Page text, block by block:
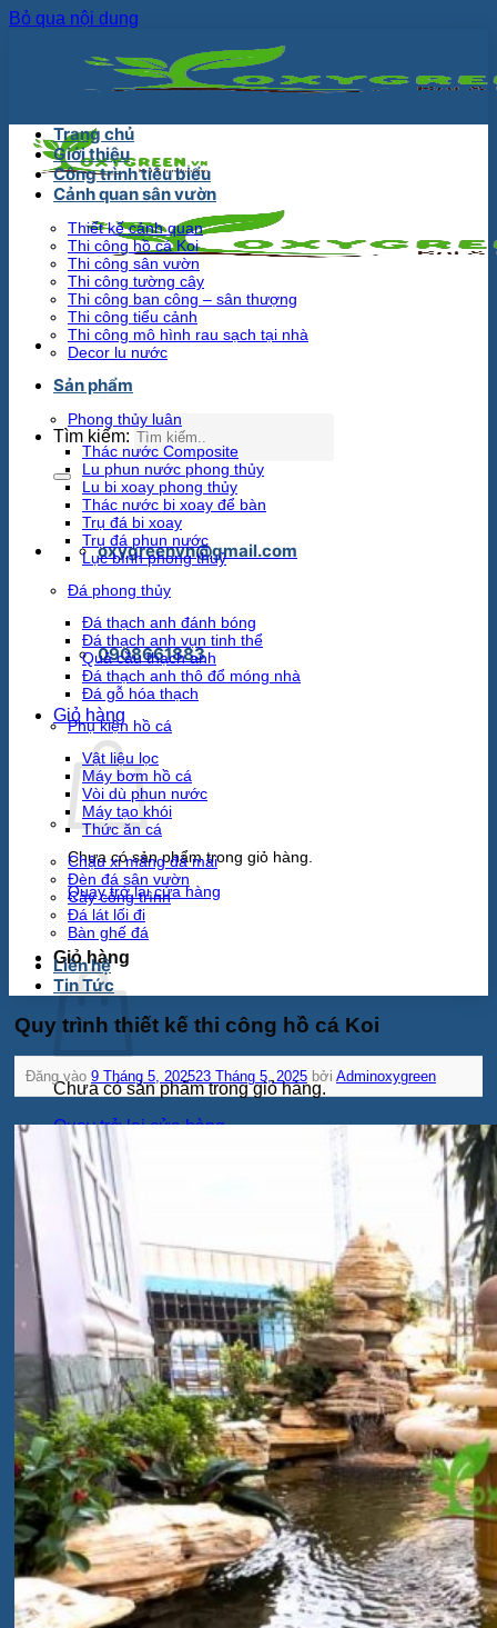
Bỏ qua nội dung
Tìm kiếm:
oxygreenvn@gmail.com
0908661883
Giỏ hàng
Chưa có sản phẩm trong giỏ hàng.
Quay trở lại cửa hàng
Giỏ hàng
Chưa có sản phẩm trong giỏ hàng.
Quay trở lại cửa hàng
Trang chủ
Giới thiệu
Công trình tiêu biểu
Cảnh quan sân vườn
Thiết kế cảnh quan
Thi công hồ cá Koi
Thi công sân vườn
Thi công tường cây
Thi công ban công – sân thượng
Thi công tiểu cảnh
Thi công mô hình rau sạch tại nhà
Decor lu nước
Sản phẩm
Phong thủy luân
Thác nước Composite
Lu phun nước phong thủy
Lu bi xoay phong thủy
Thác nước bi xoay để bàn
Trụ đá bi xoay
Trụ đá phun nước
Lục bình phong thuỷ
Đá phong thủy
Đá thạch anh đánh bóng
Đá thạch anh vụn tinh thể
Quả cầu thạch anh
Đá thạch anh thô đổ móng nhà
Đá gỗ hóa thạch
Phụ kiện hồ cá
Vật liệu lọc
Máy bơm hồ cá
Vòi dù phun nước
Máy tạo khói
Thức ăn cá
Chậu xi măng đá mài
Đèn đá sân vườn
Cây công trình
Đá lát lối đi
Bàn ghế đá
Liên hệ
Tin Tức
Quy trình thiết kế thi công hồ cá Koi
Đăng vào 9 Tháng 5, 202523 Tháng 5, 2025 bởi Adminoxygreen